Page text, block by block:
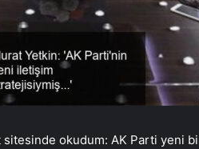
okudum: AK Parti yeni